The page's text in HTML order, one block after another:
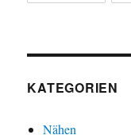
KATEGORIEN
Nähen